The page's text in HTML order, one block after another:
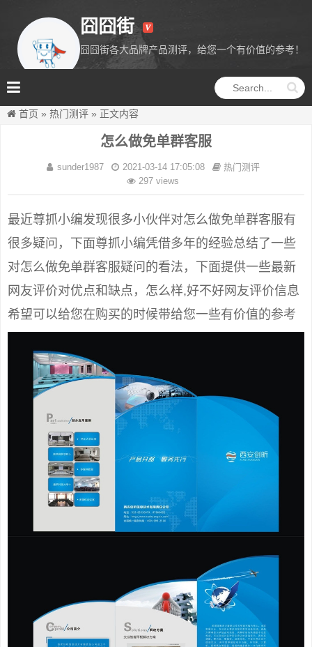
囧囧街
囧囧街各大品牌产品测评，给您一个有价值的参考！
首页 » 热门测评 » 正文内容
怎么做免单群客服
sunder1987 2021-03-14 17:05:08
热门测评
297 views
最近尊抓小编发现很多小伙伴对怎么做免单群客服有
很多疑问，下面尊抓小编凭借多年的经验总结了一些
对怎么做免单群客服疑问的看法，下面提供一些最新
网友评价对优点和缺点，怎么样,好不好网友评价信息
希望可以给您在购买的时候带给您一些有价值的参考